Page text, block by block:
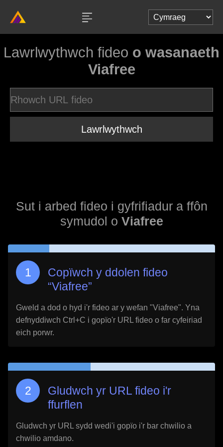
Lawrlwythwch fideo o wasanaeth
Viafree
Lawrlwythwch
Sut i arbed fideo i gyfrifiadur a ffôn
symudol o Viafree
Copïwch y ddolen fideo
“Viafree”
Gweld a dod o hyd i'r fideo ar y wefan "Viafree". Yna
defnyddiwch Ctrl+C i gopïo'r URL fideo o far cyfeiriad
eich porwr.
Gludwch yr URL fideo i'r
ffurflen
Gludwch yr URL sydd wedi'i gopïo i'r bar chwilio a
chwilio amdano.